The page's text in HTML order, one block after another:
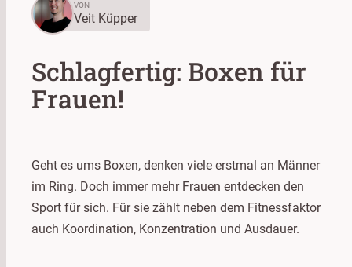
VON
Veit Küpper
Schlagfertig: Boxen für
Frauen!
Geht es ums Boxen, denken viele erstmal an Männer
im Ring. Doch immer mehr Frauen entdecken den
Sport für sich. Für sie zählt neben dem Fitnessfaktor
auch Koordination, Konzentration und Ausdauer.